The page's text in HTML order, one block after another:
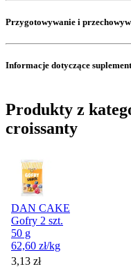
Przygotowywanie i
Informacje dotyczące
Produkty z
croissanty
DAN CAKE
Gofry 2 szt.
50 g
62,60 zł/kg
Cena promocyjna
3,13 zł